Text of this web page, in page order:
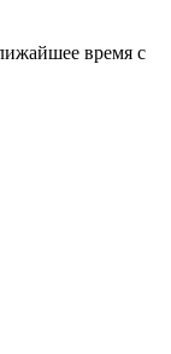
время с